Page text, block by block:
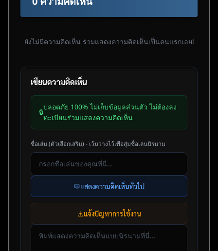
ยังไม่มีความคิดเห็น ร่วมแสดงความคิดเห็นเป็นคนแรกเลย!
เขียนความคิดเห็น
🔒
ปลอดภัย 100% ไม่เก็บข้อมูลส่วนตัว ไม่ต้องลง
ทะเบียนร่วมแสดงความคิดเห็น
ชื่อเล่น (ตัวเลือกเสริม) - เว้นว่างไว้เพื่อสุ่มชื่อเล่นนิรนาม
💬แสดงความคิดเห็นทั่วไป
⚠️แจ้งปัญหาการใช้งาน